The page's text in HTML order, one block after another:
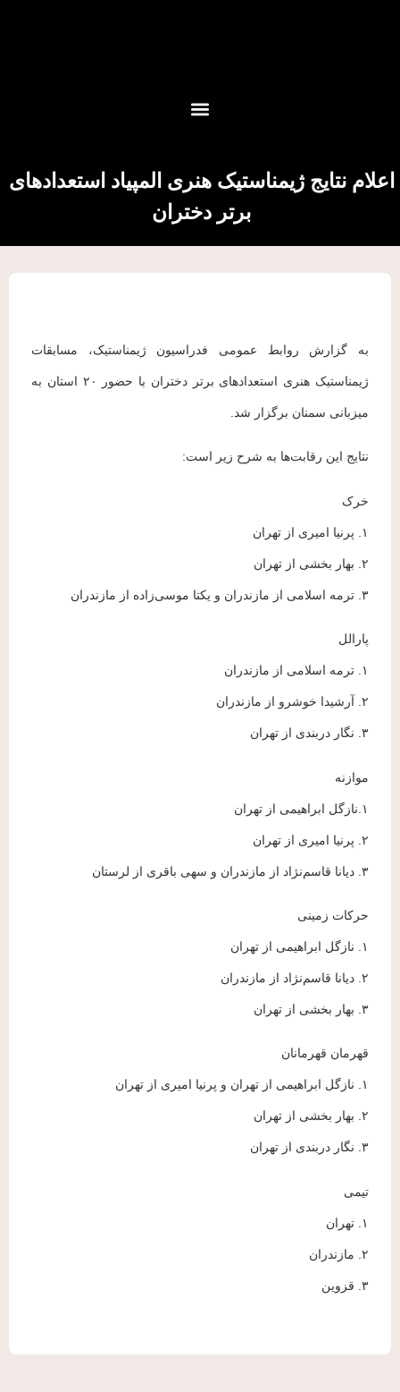
اعلام نتایج ژیمناستیک هنری المپیاد استعدادهای
برتر دختران
به گزارش روابط عمومی فدراسیون ژیمناستیک، مسابقات
ژیمناستیک هنری استعدادهای برتر دختران با حضور ۲۰ استان به
میزبانی سمنان برگزار شد.
نتایج این رقابت‌ها به شرح زیر است:
خرک
۱. پرنیا امیری از تهران
۲. بهار بخشی از تهران
۳. ترمه اسلامی از مازندران و یکتا موسی‌زاده از مازندران
پارالل
۱. ترمه اسلامی از مازندران
۲. آرشیدا خوشرو از مازندران
۳. نگار دربندی از تهران
موازنه
۱.نازگل ابراهیمی از تهران
۲. پرنیا امیری از تهران
۳. دیانا قاسم‌نژاد از مازندران و سهی باقری از لرستان
حرکات زمینی
۱. نازگل ابراهیمی از تهران
۲. دیانا قاسم‌نژاد از مازندران
۳. بهار بخشی از تهران
قهرمان قهرمانان
۱. نازگل ابراهیمی از تهران و پرنیا امیری از تهران
۲. بهار بخشی از تهران
۳. نگار دربندی از تهران
تیمی
۱. تهران
۲. مازندران
۳. قزوین